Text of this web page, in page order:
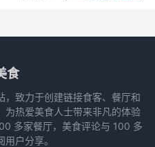
食
，致力于创建链接食客、餐厅和
为热爱美食人士带来非凡的体验
多家餐厅，美食评论与 100 多
户分享。